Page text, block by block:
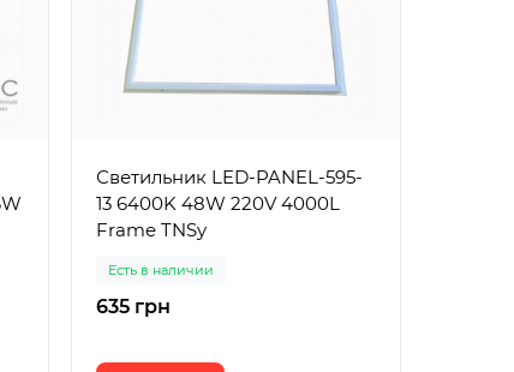
Светильник LED-PANEL-595-
13 6400K 48W 220V 4000L
Frame TNSy
Есть в наличии
635 грн